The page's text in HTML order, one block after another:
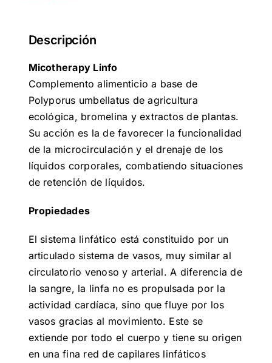
Descripción
Micotherapy Linfo
Complemento alimenticio a base de
Polyporus umbellatus de agricultura
ecológica, bromelina y extractos de plantas.
Su acción es la de favorecer la funcionalidad
de la microcirculación y el drenaje de los
líquidos corporales, combatiendo situaciones
de retención de líquidos.
Propiedades
El sistema linfático está constituido por un
articulado sistema de vasos, muy similar al
circulatorio venoso y arterial. A diferencia de
la sangre, la linfa no es propulsada por la
actividad cardíaca, sino que fluye por los
vasos gracias al movimiento. Este se
extiende por todo el cuerpo y tiene su origen
en una fina red de capilares linfáticos